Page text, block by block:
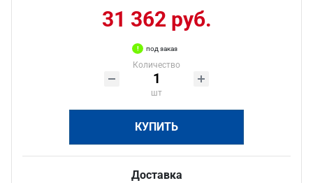
31 362 руб.
под заказ
Количество
шт
КУПИТЬ
Доставка